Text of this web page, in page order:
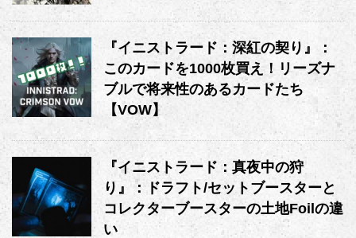
『イニストラード：深紅の契り』：
このカードを1000枚買え！リーズナ
ブルで将来性のあるカードたち
【VOW】
『イニストラード：真夜中の狩
り』：ドラフト/セットブースターと
コレクターブースターの土地Foilの違
い